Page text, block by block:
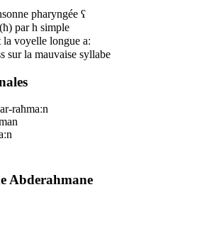
pharyngée ʕ
par h simple
voyelle longue aː
sur la mauvaise syllabe
raħmaːn
Abderahmane